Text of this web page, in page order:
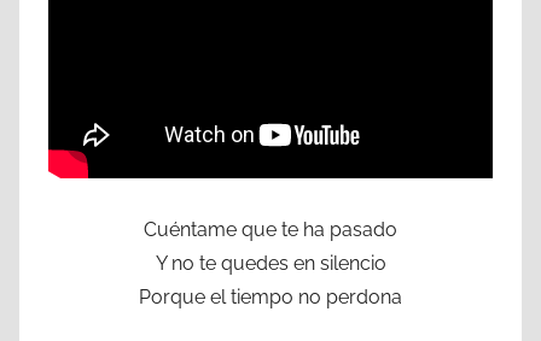
Cuéntame que te ha pasado
Y no te quedes en silencio
Porque el tiempo no perdona